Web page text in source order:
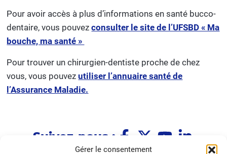
Gérer le consentement
Pour avoir accès à plus d’informations en santé bucco-
dentaire, vous pouvezconsulter le site de l’UFSBD « Ma
bouche, ma santé »
Pour trouver un chirurgien-dentiste proche de chez
vous, vous pouvezutiliser l’annuaire santé de
l’Assurance Maladie.
Suivez-nous :